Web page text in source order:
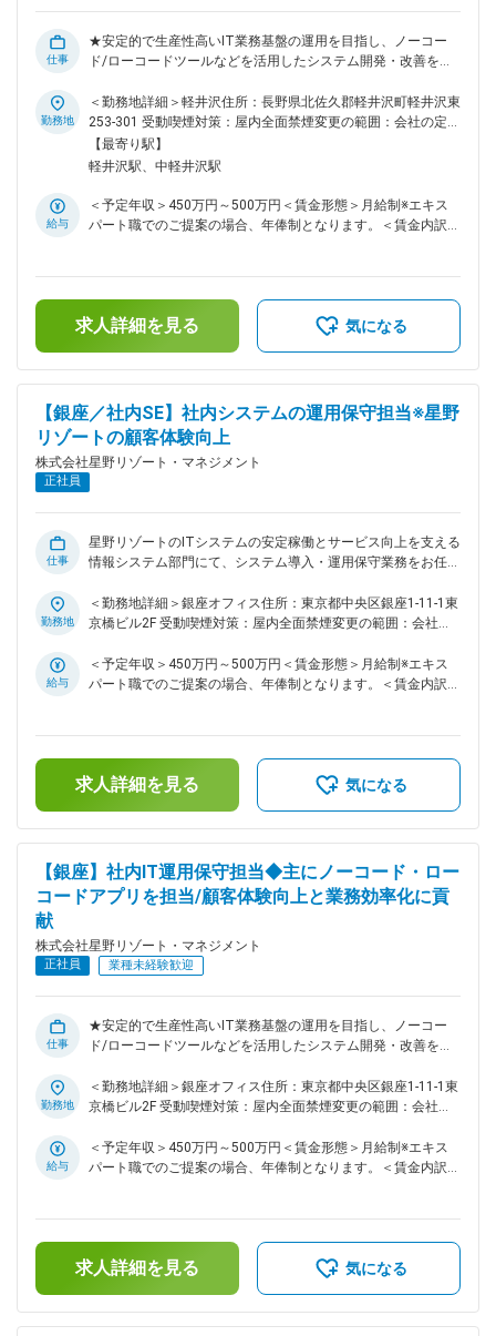
仕事
★安定的で生産性高いIT業務基盤の運用を目指し、ノーコー
ド/ローコードツールなどを活用したシステム開発・改善を通
を募集します。 ★世界に通用するホテル運営会社を目指し、
全社的なデジタル活用を推進する星野リゾートの情報システム
部門で、共に未来を創造しませんか？ 星野リゾートのITシス
テムの安定稼働とサービス向上を支える情報システム部門に
体験の改善に特化した業務をお任せします。 ■業務概要： デ
ジタルがあらゆる顧客体験や業務プロセスの前提となる現代
速する中、セキュリティや安定稼働への対応力も求められま
す。 自社開発・SaaSを問わず多様な業務システムの運用保守
に加え、ノーコード・ローコードツールを用いたシステム開発
も担当いただきます。 ホテル運営にとどまらず、事業会社の
■業務詳細： 星野リゾートのITシステムの安定稼働とサービス
向上を支える情報システム部門にて、kintoneなどのノーコー
ドツールを用いた業務改善、顧客体験の改善に特化した業務を
お任せします。 ＜業務の一例＞ ・kintoneなどのノーコードア
プリケーションの運用保守 ・障害発生時の迅速な対応 原因究
らわれない新たなリゾート運営の仕組みを築き独自の価値を創
造していきたいと考えております。 「日本旅館メソッド」
足度、経常利益、エコロジカルポイントについて具体的な数値
目標を掲げ、実現に向けて取り組んでいます。また「世界に通
し始めています。 変更の範囲：会社の定める業務
勤務地
＜勤務地詳細＞軽井沢住所：長野県北佐久郡軽井沢町軽井沢東
253‐301 受動喫煙対策：屋内全面禁煙変更の範囲：会社の定め
る事業所（リモートワーク含む）
【最寄り駅】
軽井沢駅、中軽井沢駅
給与
＜予定年収＞450万円～500万円＜賃金形態＞月給制※エキス
パート職でのご提案の場合、年俸制となります。＜賃金内訳＞
れます。※スキル、経験に応じて、エキスパート職（年俸)もし
くはプレイヤー職(月給)で給与をご提示します。賃金はあくま
でも目安の金額であり、選考を通じて上下する可能性がありま
求人詳細を見る 気になる
【銀座／社内SE】社内システムの運用保守担当※星野
リゾートの顧客体験向上
株式会社星野リゾート・マネジメント
正社員
仕事
星野リゾートのITシステムの安定稼働とサービス向上を支える
情報システム部門にて、システム導入・運用保守業務をお任せ
ロセスの前提となる現代で、星野リゾートは世界で通用するホ
テル運営会社を目指して、全社的なデジタル活用を推進してい
の対応力も求められます。自社開発・SaaSを問わず多様な業
務システムの運用保守に加え、ノーコード・ローコードツール
策の立案・実行 ・運用マニュアルや管理資料の作成・更新 ・
SaaS選定、導入、運用設計 ・システム開発部門と連携した自
社開発アプリケーションの運用保守 ・全国各地の宿泊施設や
ーコードツールを用いた業務アプリケーション開発 ・社員の
IT人材化支援 ★安定的で生産性高いIT業務基盤の運用を目指
し、自社/他社開発のシステムの導入・運用保守・改善を通じ
て、顧客体験向上と業務効率化に貢献するIT運用保守担当者を
社的なデジタル活用を推進する星野リゾートの情報システム部
門で、共に未来を創造しませんか？ ■当社について： 「Global
ープは“ホテル運営の変革者”になるべく、これまでの常識にと
らわれない新たなリゾート運営の仕組みを築き独自の価値を創
造していきたいと考えております。 「日本旅館メソッド」
足度、経常利益、エコロジカルポイントについて具体的な数値
目標を掲げ、実現に向けて取り組んでいます。また「世界に通
し始めています。 変更の範囲：会社の定める業務
勤務地
＜勤務地詳細＞銀座オフィス住所：東京都中央区銀座1-11-1東
京橋ビル2F 受動喫煙対策：屋内全面禁煙変更の範囲：会社の
給与
＜予定年収＞450万円～500万円＜賃金形態＞月給制※エキス
パート職でのご提案の場合、年俸制となります。＜賃金内訳＞
れます。※スキル、経験に応じて、エキスパート職（年俸)もし
くはプレイヤー職(月給)で給与をご提示します。賃金はあくま
でも目安の金額であり、選考を通じて上下する可能性がありま
求人詳細を見る 気になる
【銀座】社内IT運用保守担当◆主にノーコード・ロー
コードアプリを担当/顧客体験向上と業務効率化に貢
献
株式会社星野リゾート・マネジメント
正社員 業種未経験歓迎
仕事
★安定的で生産性高いIT業務基盤の運用を目指し、ノーコー
ド/ローコードツールなどを活用したシステム開発・改善を通
を募集します。 ★世界に通用するホテル運営会社を目指し、
全社的なデジタル活用を推進する星野リゾートの情報システム
テムの安定稼働とサービス向上を支える情報システム部門に
て、kintoneなどのノーコードツールを用いた業務改善、顧客
て、全社的なデジタル活用を推進しています。クラウド化が加
速する中、セキュリティや安定稼働への対応力も求められま
す。 自社開発・SaaSを問わず多様な業務システムの運用保守
も担当いただきます。 ホテル運営にとどまらず、事業会社の
勤務地
＜勤務地詳細＞銀座オフィス住所：東京都中央区銀座1-11-1東
京橋ビル2F 受動喫煙対策：屋内全面禁煙変更の範囲：会社の
給与
＜予定年収＞450万円～500万円＜賃金形態＞月給制※エキス
パート職でのご提案の場合、年俸制となります。＜賃金内訳＞
れます。※スキル、経験に応じて、エキスパート職（年俸)もし
くはプレイヤー職(月給)で給与をご提示します。賃金はあくま
でも目安の金額であり、選考を通じて上下する可能性がありま
求人詳細を見る 気になる